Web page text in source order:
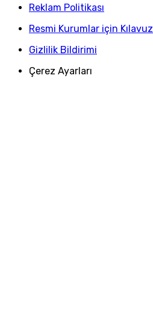
Reklam Politikası
Resmi Kurumlar için Kılavuz
Gizlilik Bildirimi
Çerez Ayarları